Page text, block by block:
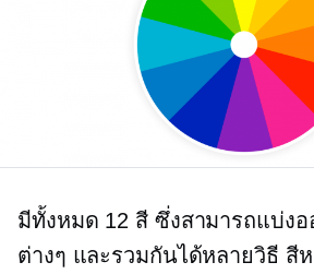
มีทั้งหมด 12 สี ซึ่งสามารถแบ่งอ
ต่างๆ และรวมกันได้หลายวิธี สี